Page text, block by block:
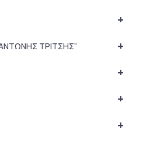
+
+
ΤΡΙΤΣΗΣ”
+
+
+